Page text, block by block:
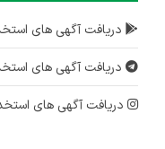
دریافت آگهی های
دریافت آگهی های
دریافت آگهی های